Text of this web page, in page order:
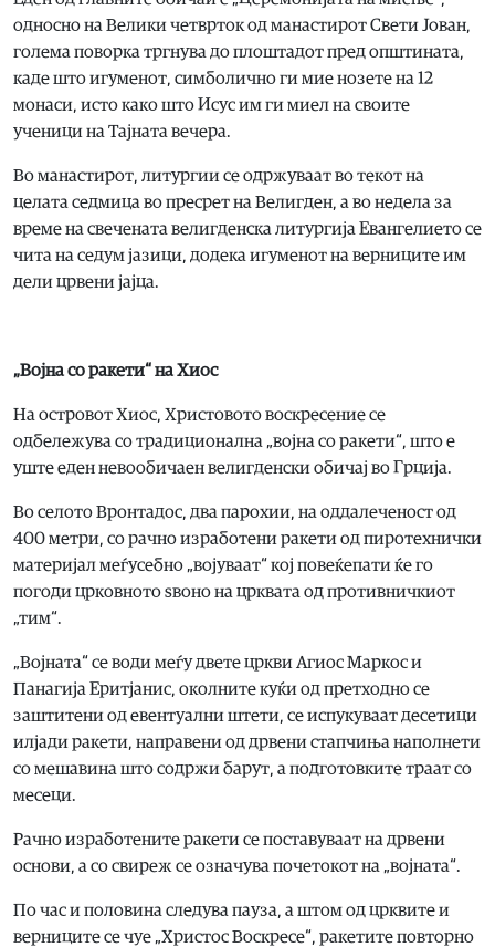
односно на Велики четврток од манастирот Свети Јован,
голема поворка тргнува до плоштадот пред општината,
каде што игуменот, симболично ги мие нозете на 12
монаси, исто како што Исус им ги миел на своите
ученици на Тајната вечера.
Во манастирот, литургии се одржуваат во текот на
целата седмица во пресрет на Велигден, а во недела за
време на свечената велигденска литургија Евангелието се
чита на седум јазици, додека игуменот на верниците им
дели црвени јајца.
„Војна со ракети“ на Хиос
На островот Хиос, Христовото воскресение се
одбележува со традиционална „војна со ракети“, што е
уште еден невообичаен велигденски обичај во Грција.
Во селото Вронтадос, два парохии, на оддалеченост од
400 метри, со рачно изработени ракети од пиротехнички
материјал меѓусебно „војуваат“ кој повеќепати ќе го
погоди црковното ѕвоно на црквата од противничкиот
„тим“.
„Војната“ се води меѓу двете цркви Агиос Маркос и
Панагија Еритјанис, околните куќи од претходно се
заштитени од евентуални штети, се испукуваат десетици
илјади ракети, направени од дрвени стапчиња наполнети
со мешавина што содржи барут, а подготовките траат со
месеци.
Рачно изработените ракети се поставуваат на дрвени
основи, а со свиреж се означува почетокот на „војната“.
По час и половина следува пауза, а штом од црквите и
верниците се чуе „Христос Воскресе“, ракетите повторно